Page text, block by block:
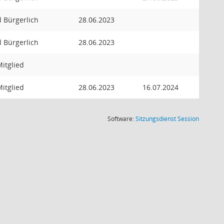
Bürgerlich 28.06.2023
Bürgerlich 28.06.2023
28.06.2023 16.07.2024
Software:SitzungsdienstSession(Wird in